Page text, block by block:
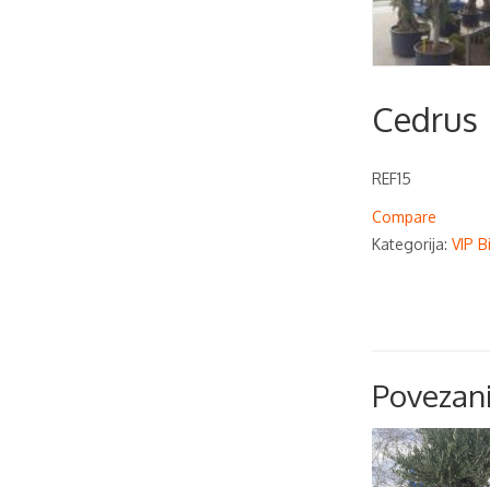
Cedrus
REF15
Compare
Kategorija: VIP